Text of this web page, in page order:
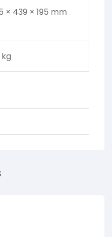
× 439 × 195 mm
kg